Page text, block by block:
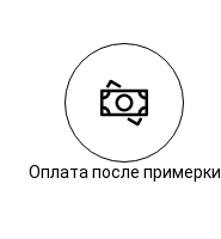
Оплата после примерки